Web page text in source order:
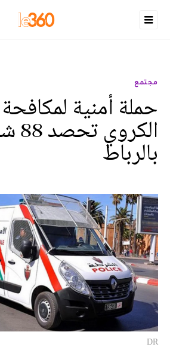
مجتمع
حملة أمنية
بالرباط
DR